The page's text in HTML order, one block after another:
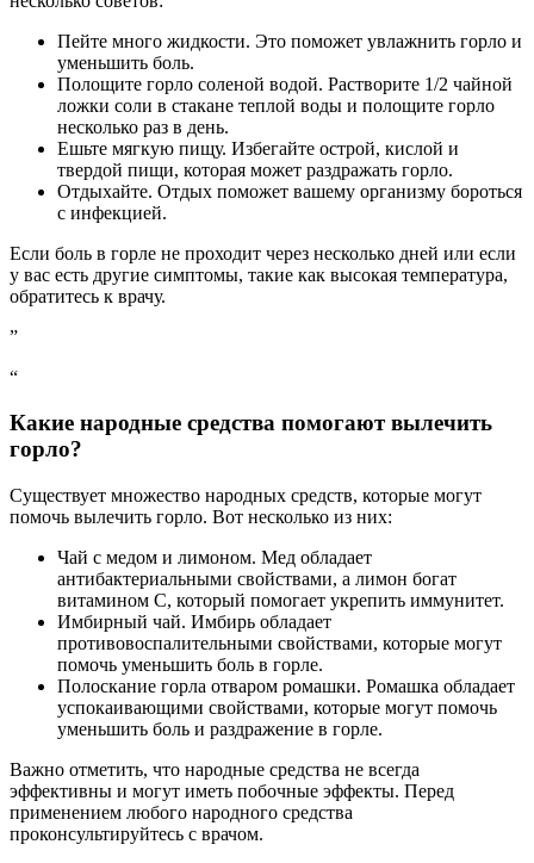
Пейте много жидкости. Это поможет увлажнить горло и
уменьшить боль.
Полощите горло соленой водой. Растворите 1/2 чайной
ложки соли в стакане теплой воды и полощите горло
несколько раз в день.
Ешьте мягкую пищу. Избегайте острой, кислой и
твердой пищи, которая может раздражать горло.
Отдыхайте. Отдых поможет вашему организму бороться
с инфекцией.
Если боль в горле не проходит через несколько дней или если
у вас есть другие симптомы, такие как высокая температура,
обратитесь к врачу.
”
“
Какие народные средства помогают вылечить
горло?
Существует множество народных средств, которые могут
помочь вылечить горло. Вот несколько из них:
Чай с медом и лимоном. Мед обладает
антибактериальными свойствами, а лимон богат
витамином С, который помогает укрепить иммунитет.
Имбирный чай. Имбирь обладает
противовоспалительными свойствами, которые могут
помочь уменьшить боль в горле.
Полоскание горла отваром ромашки. Ромашка обладает
успокаивающими свойствами, которые могут помочь
уменьшить боль и раздражение в горле.
Важно отметить, что народные средства не всегда
эффективны и могут иметь побочные эффекты. Перед
применением любого народного средства
проконсультируйтесь с врачом.